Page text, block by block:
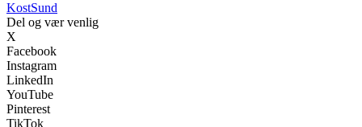
KostSund
Del og vær venlig
X
Facebook
Instagram
LinkedIn
YouTube
Pinterest
TikTok